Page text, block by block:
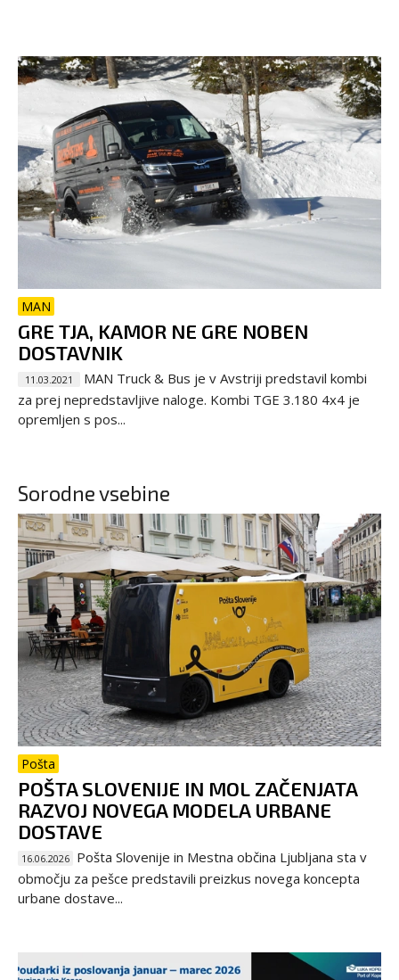
MAN
GRE TJA, KAMOR NE GRE NOBEN
DOSTAVNIK
11.03.2021
MAN Truck & Bus je v Avstriji predstavil kombi
za prej nepredstavljive naloge. Kombi TGE 3.180 4x4 je
opremljen s pos...
Sorodne vsebine
Pošta
POŠTA SLOVENIJE IN MOL ZAČENJATA
RAZVOJ NOVEGA MODELA URBANE
DOSTAVE
16.06.2026 Pošta Slovenije in Mestna občina Ljubljana sta v
območju za pešce predstavili preizkus novega koncepta
urbane dostave...